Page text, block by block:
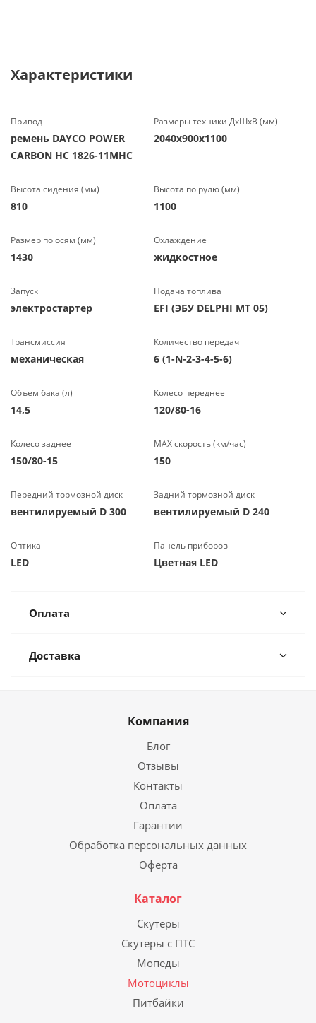
Характеристики
Привод
ремень DAYCO POWER
CARBON HC 1826-11MHC
Размеры техники ДхШхВ (мм)
2040х900х1100
Высота сидения (мм)
810
Высота по рулю (мм)
1100
Размер по осям (мм)
1430
Охлаждение
жидкостное
Запуск
электростартер
Подача топлива
EFI (ЭБУ DELPHI MT 05)
Трансмиссия
механическая
Количество передач
6 (1-N-2-3-4-5-6)
Объем бака (л)
14,5
Колесо переднее
120/80-16
Колесо заднее
150/80-15
МАХ скорость (км/час)
150
Передний тормозной диск
вентилируемый D 300
Задний тормозной диск
вентилируемый D 240
Оптика
LED
Панель приборов
Цветная LED
Оплата
Доставка
Компания
Блог
Отзывы
Контакты
Оплата
Гарантии
Обработка персональных данных
Оферта
Каталог
Скутеры
Скутеры с ПТС
Мопеды
Мотоциклы
Питбайки